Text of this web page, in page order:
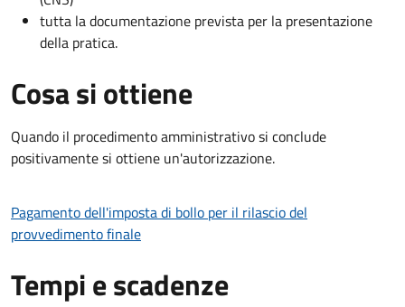
tutta la documentazione prevista per la presentazione
della pratica.
Cosa si ottiene
Quando il procedimento amministrativo si conclude
positivamente si ottiene un'autorizzazione.
Pagamento dell'imposta di bollo per il rilascio del
provvedimento finale
Tempi e scadenze